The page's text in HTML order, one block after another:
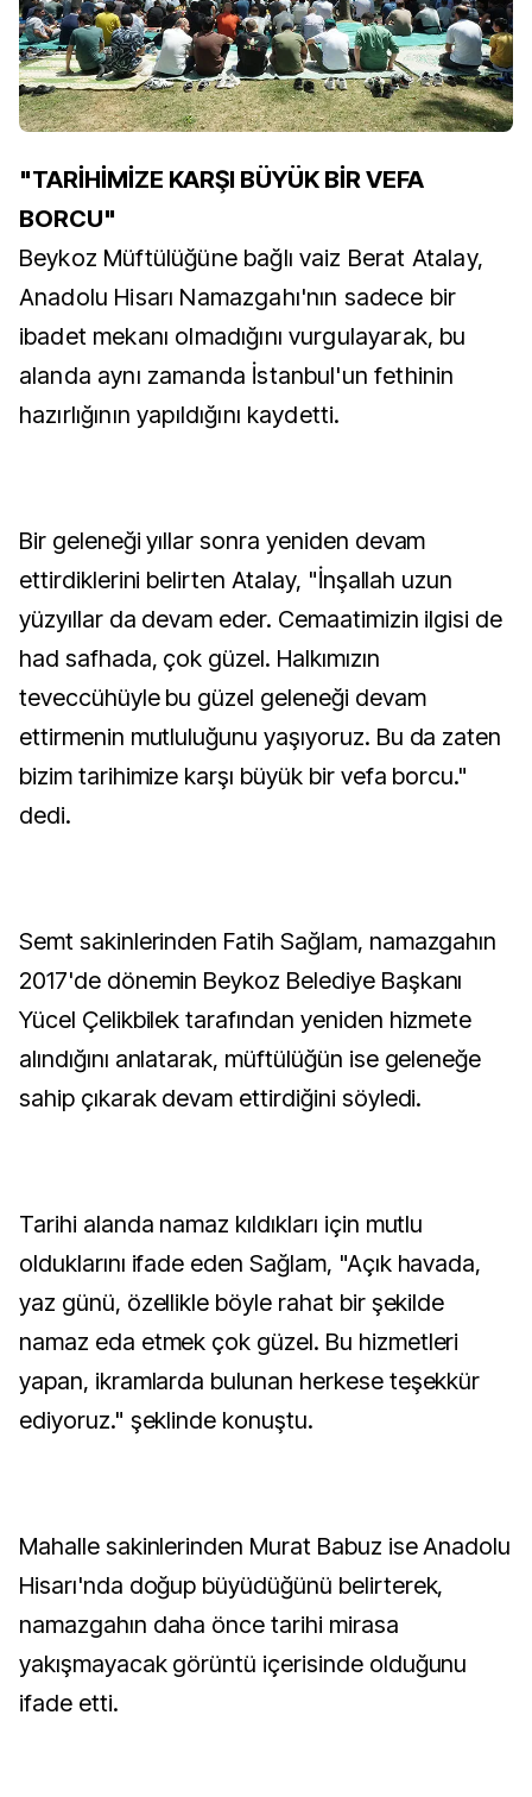
"TARİHİMİZE KARŞI BÜYÜK BİR VEFA
BORCU"
Beykoz Müftülüğüne bağlı vaiz Berat Atalay,
Anadolu Hisarı Namazgahı'nın sadece bir
ibadet mekanı olmadığını vurgulayarak, bu
alanda aynı zamanda İstanbul'un fethinin
hazırlığının yapıldığını kaydetti.
Bir geleneği yıllar sonra yeniden devam
ettirdiklerini belirten Atalay, "İnşallah uzun
yüzyıllar da devam eder. Cemaatimizin ilgisi de
had safhada, çok güzel. Halkımızın
teveccühüyle bu güzel geleneği devam
ettirmenin mutluluğunu yaşıyoruz. Bu da zaten
bizim tarihimize karşı büyük bir vefa borcu."
dedi.
Semt sakinlerinden Fatih Sağlam, namazgahın
2017'de dönemin Beykoz Belediye Başkanı
Yücel Çelikbilek tarafından yeniden hizmete
alındığını anlatarak, müftülüğün ise geleneğe
sahip çıkarak devam ettirdiğini söyledi.
Tarihi alanda namaz kıldıkları için mutlu
olduklarını ifade eden Sağlam, "Açık havada,
yaz günü, özellikle böyle rahat bir şekilde
namaz eda etmek çok güzel. Bu hizmetleri
yapan, ikramlarda bulunan herkese teşekkür
ediyoruz." şeklinde konuştu.
Mahalle sakinlerinden Murat Babuz ise Anadolu
Hisarı'nda doğup büyüdüğünü belirterek,
namazgahın daha önce tarihi mirasa
yakışmayacak görüntü içerisinde olduğunu
ifade etti.